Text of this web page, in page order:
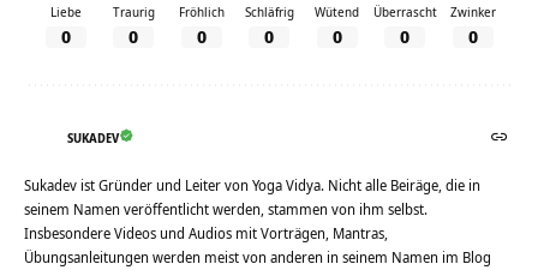
Liebe
0
Traurig
0
Fröhlich
0
Schläfrig
0
Wütend
0
Überrascht
0
Zwinker
0
SUKADEV
Sukadev ist Gründer und Leiter von Yoga Vidya. Nicht alle Beiräge, die in
seinem Namen veröffentlicht werden, stammen von ihm selbst.
Insbesondere Videos und Audios mit Vorträgen, Mantras,
Übungsanleitungen werden meist von anderen in seinem Namen im Blog